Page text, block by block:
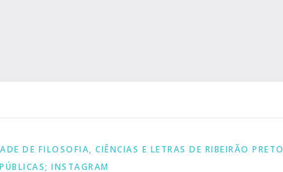
DE FILOSOFIA, CIÊNCIAS E LETRAS DE RIBEIRÃO PRETO
INSTAGRAM